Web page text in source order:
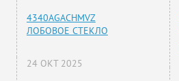
4340AGACHMVZ
ЛОБОВОЕ СТЕКЛО
24 ОКТ 2025